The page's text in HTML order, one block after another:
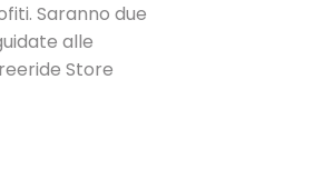
Saranno due
alle
Store